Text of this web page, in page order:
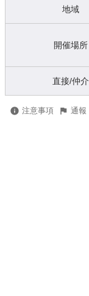
地域
開催場所
直接/仲介
注意事項 通報